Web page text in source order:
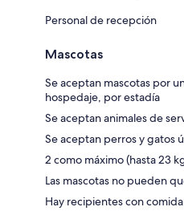
Personal de recepción
Mascotas
Se aceptan mascotas por
hospedaje, por estadía
Se aceptan animales de
Se aceptan perros y gatos
2 como máximo (hasta 23
Las mascotas no pueden
Hay recipientes con